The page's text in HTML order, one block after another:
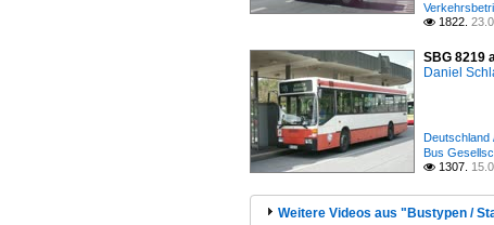
 1822.
SBG 8219
Daniel
Deutschland
Bus
 1307.
Weitere Videos aus "Bustypen /